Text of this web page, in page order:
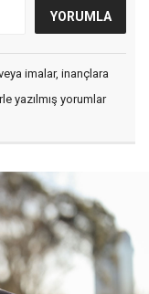
imalar, inançlara
yazılmış yorumlar